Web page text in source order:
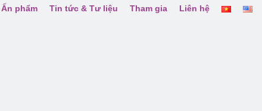
Ấn phẩm Tin tức & Tư liệu Tham gia Liên hệ